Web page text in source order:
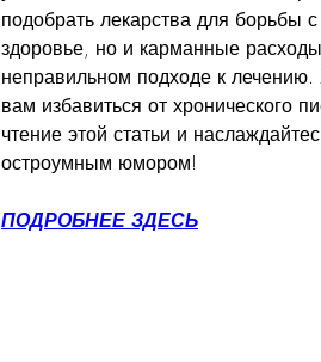
подобрать лекарства для борьбы
здоровье, но и карманные
неправильном подходе к лечению.
вам избавиться от хронического
чтение этой статьи и
остроумным юмором!
ПОДРОБНЕЕ ЗДЕСЬ